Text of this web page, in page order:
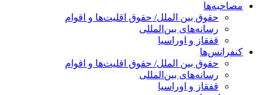
مصاحبه‌ها
حقوق بین الملل/ حقوق اقلیت‌ها و اقوام
رسانه‌های بین‌المللی
قفقاز و اوراسیا
کنفرانس‌ها
حقوق بین الملل/ حقوق اقلیت‌ها و اقوام
رسانه‌های بین‌المللی
قفقاز و اوراسیا